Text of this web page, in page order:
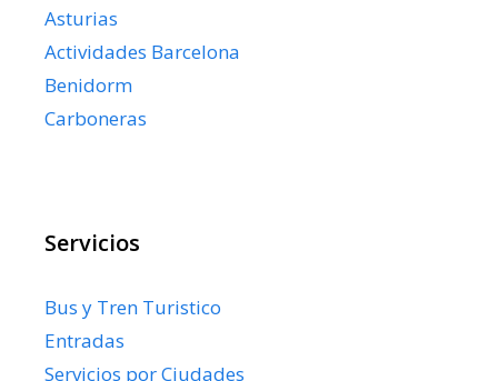
Asturias
Actividades Barcelona
Benidorm
Carboneras
Servicios
Bus y Tren Turistico
Entradas
Servicios por Ciudades